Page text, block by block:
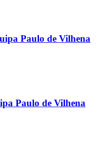
Paulo de Vilhena
Paulo de Vilhena